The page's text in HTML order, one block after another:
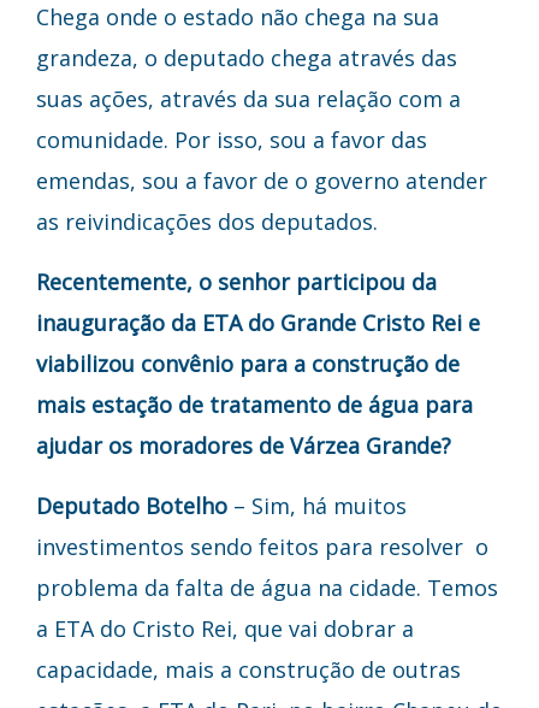
Chega onde o estado não chega na sua
grandeza, o deputado chega através das
suas ações, através da sua relação com a
comunidade. Por isso, sou a favor das
emendas, sou a favor de o governo atender
as reivindicações dos deputados.
Recentemente, o senhor participou da
inauguração da ETA do Grande Cristo Rei e
viabilizou convênio para a construção de
mais estação de tratamento de água para
ajudar os moradores de Várzea Grande?
Deputado Botelho – Sim, há muitos
investimentos sendo feitos para resolver o
problema da falta de água na cidade. Temos
a ETA do Cristo Rei, que vai dobrar a
capacidade, mais a construção de outras